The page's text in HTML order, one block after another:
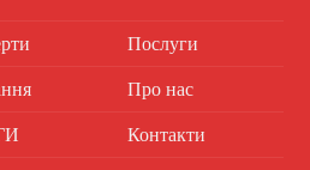
Послуги
Про нас
Контакти